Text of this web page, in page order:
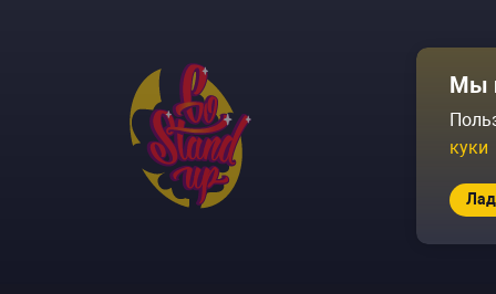
Площадки
Архив
Мы
куки